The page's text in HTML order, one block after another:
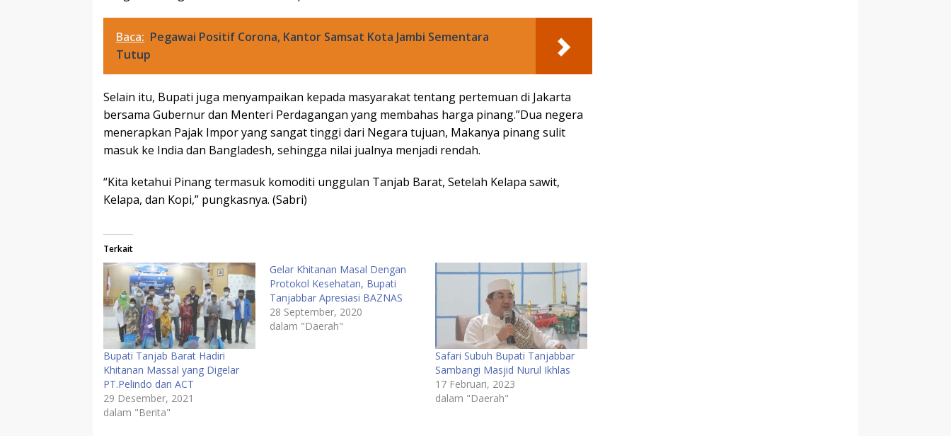
Baca: Pegawai Positif Corona, Kantor Samsat Kota Jambi Sementara
Tutup
Selain itu, Bupati juga menyampaikan kepada masyarakat tentang pertemuan di Jakarta
bersama Gubernur dan Menteri Perdagangan yang membahas harga pinang.”Dua negera
menerapkan Pajak Impor yang sangat tinggi dari Negara tujuan, Makanya pinang sulit
masuk ke India dan Bangladesh, sehingga nilai jualnya menjadi rendah.
“Kita ketahui Pinang termasuk komoditi unggulan Tanjab Barat, Setelah Kelapa sawit,
Kelapa, dan Kopi,” pungkasnya. (Sabri)
Terkait
Bupati Tanjab Barat Hadiri
Khitanan Massal yang Digelar
PT.Pelindo dan ACT
29 Desember, 2021
dalam "Berita"
Gelar Khitanan Masal Dengan
Protokol Kesehatan, Bupati
Tanjabbar Apresiasi BAZNAS
28 September, 2020
dalam "Daerah"
Safari Subuh Bupati Tanjabbar
Sambangi Masjid Nurul Ikhlas
17 Februari, 2023
dalam "Daerah"